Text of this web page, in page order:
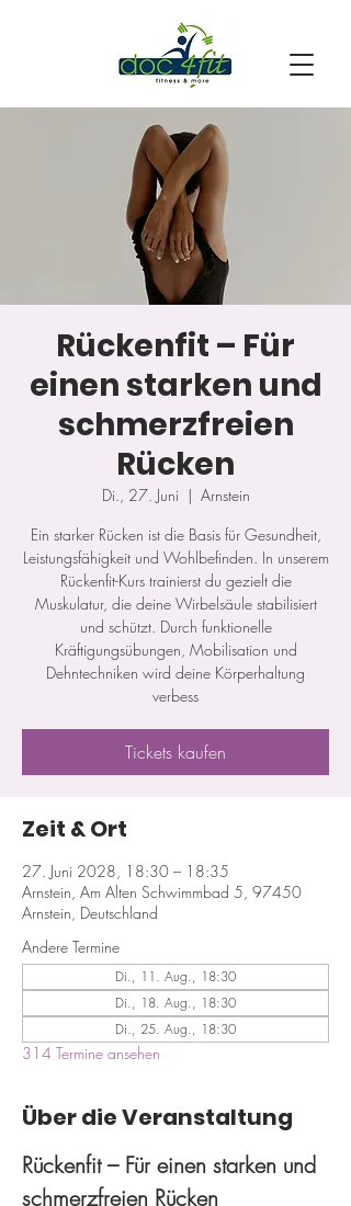
Rückenfit – Für
einen starken und
schmerzfreien
Rücken
Di., 27. Juni
  |
Arnstein
Ein starker Rücken ist die Basis für Gesundheit,
Leistungsfähigkeit und Wohlbefinden. In unserem
Rückenfit-Kurs trainierst du gezielt die
Muskulatur, die deine Wirbelsäule stabilisiert
und schützt. Durch funktionelle
Kräftigungsübungen, Mobilisation und
Dehntechniken wird deine Körperhaltung
verbess
Tickets kaufen
Zeit & Ort
27. Juni 2028, 18:30 – 18:35
Arnstein, Am Alten Schwimmbad 5, 97450
Arnstein, Deutschland
Andere Termine
Di., 11. Aug., 18:30
Di., 18. Aug., 18:30
Di., 25. Aug., 18:30
314 Termine ansehen
Über die Veranstaltung
Rückenfit – Für einen starken und
schmerzfreien Rücken